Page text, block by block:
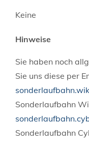
Keine
Hinweise
Sie haben noch
Sie uns diese per
Sonderlaufbahn
Sonderlaufbahn